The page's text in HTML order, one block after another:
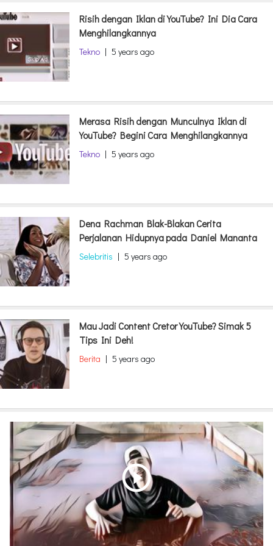
Risih dengan Iklan di YouTube? Ini Dia Cara
Menghilangkannya
Tekno | 5 years ago
Merasa Risih dengan Munculnya Iklan di
YouTube? Begini Cara Menghilangkannya
Tekno | 5 years ago
Dena Rachman Blak-Blakan Cerita
Perjalanan Hidupnya pada Daniel Mananta
Selebritis | 5 years ago
Mau Jadi Content Cretor YouTube? Simak 5
Tips Ini Deh!
Berita | 5 years ago
play_circle_outline